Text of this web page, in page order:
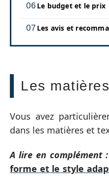
Le budget et le prix
Les avis et
Les
Vous avez
dans les matières et
A lire en complément :
forme et le style